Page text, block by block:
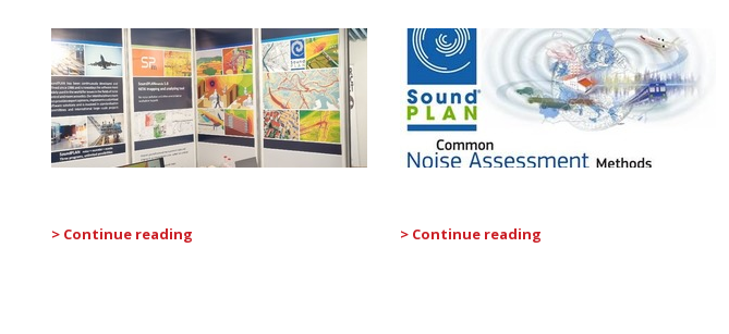
> Continue reading > Continue reading